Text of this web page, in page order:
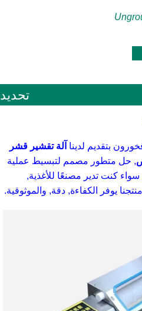
تحديد
بتقديم لديناآلة تقشير قشر
متطور مصمم لتبسيط عملية
كنت تدير مصنعًا للأغذية,
يوفر الكفاءة, دقة, والموثوقية.